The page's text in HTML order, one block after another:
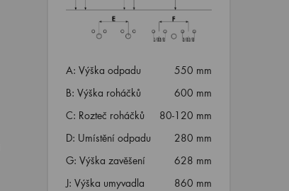
A: Výška odpadu
550 mm
B: Výška roháčků
600 mm
C: Rozteč roháčků
80-120 mm
D: Umístění odpadu
280 mm
G: Výška zavěšení
628 mm
J: Výška umyvadla
860 mm